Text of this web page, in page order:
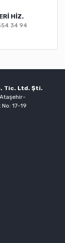
HİZ.
34 94
Tic. Ltd. Şti.
17-19